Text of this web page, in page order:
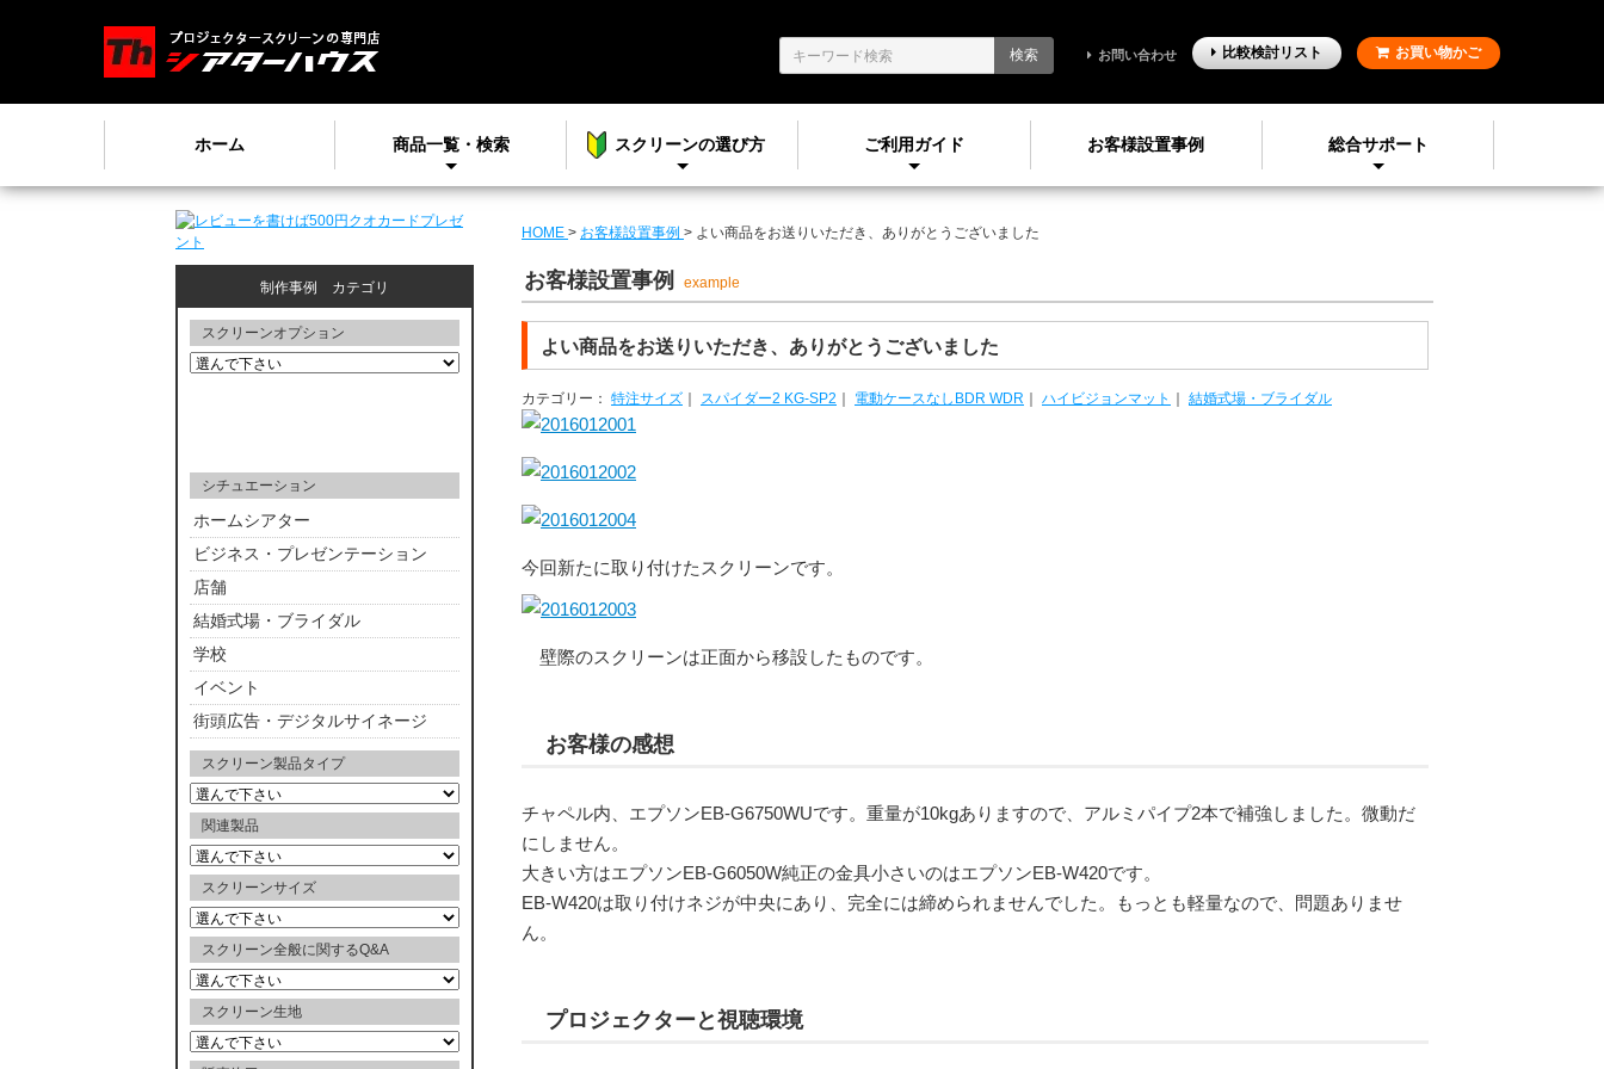
ホーム 商品一覧・検索 スクリーンの選び方 ご利用ガイド お客様設置事例 総合サポート
検索 お問い合わせ 比較検討リスト お買い物かご
HOME > お客様設置事例 > よい商品をお送りいただき、ありがとうございました
お客様設置事例 example
よい商品をお送りいただき、ありがとうございました
カテゴリー： 特注サイズ スパイダー2 KG-SP2 電動ケースなしBDR WDR ハイビジョンマット 結婚式場・ブライダル
今回新たに取り付けたスクリーンです。
壁際のスクリーンは正面から移設したものです。
お客様の感想
チャペル内、エプソンEB-G6750WUです。重量が10kgありますので、アルミパイプ2本で補強しました。微動だ
にしません。
大きい方はエプソンEB-G6050W純正の金具小さいのはエプソンEB-W420です。
EB-W420は取り付けネジが中央にあり、完全には締められませんでした。もっとも軽量なので、問題ありませ
ん。
プロジェクターと視聴環境
制作事例 カテゴリ
スクリーンオプション
シチュエーション
ホームシアター
ビジネス・プレゼンテーション
店舗
結婚式場・ブライダル
学校
イベント
街頭広告・デジタルサイネージ
スクリーン製品タイプ
関連製品
スクリーンサイズ
スクリーン全般に関するQ&A
スクリーン生地